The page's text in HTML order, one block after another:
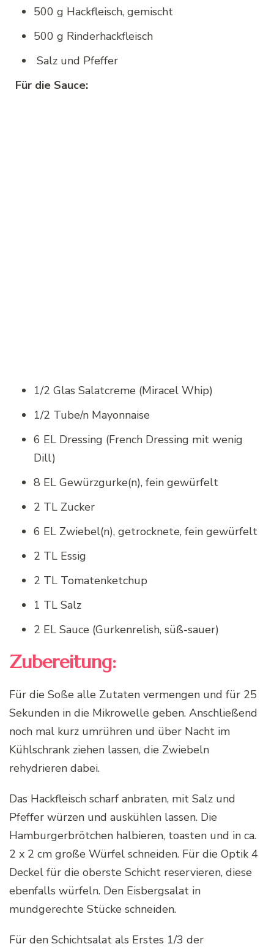
500 g Hackfleisch, gemischt
500 g Rinderhackfleisch
Salz und Pfeffer
Für die Sauce:
1/2 Glas Salatcreme (Miracel Whip)
1/2 Tube/n Mayonnaise
6 EL Dressing (French Dressing mit wenig
Dill)
8 EL Gewürzgurke(n), fein gewürfelt
2 TL Zucker
6 EL Zwiebel(n), getrocknete, fein gewürfelt
2 TL Essig
2 TL Tomatenketchup
1 TL Salz
2 EL Sauce (Gurkenrelish, süß-sauer)
Zubereitung:
Für die Soße alle Zutaten vermengen und für 25
Sekunden in die Mikrowelle geben. Anschließend
noch mal kurz umrühren und über Nacht im
Kühlschrank ziehen lassen, die Zwiebeln
rehydrieren dabei.
Das Hackfleisch scharf anbraten, mit Salz und
Pfeffer würzen und auskühlen lassen. Die
Hamburgerbrötchen halbieren, toasten und in ca.
2 x 2 cm große Würfel schneiden. Für die Optik 4
Deckel für die oberste Schicht reservieren, diese
ebenfalls würfeln. Den Eisbergsalat in
mundgerechte Stücke schneiden.
Für den Schichtsalat als Erstes 1/3 der